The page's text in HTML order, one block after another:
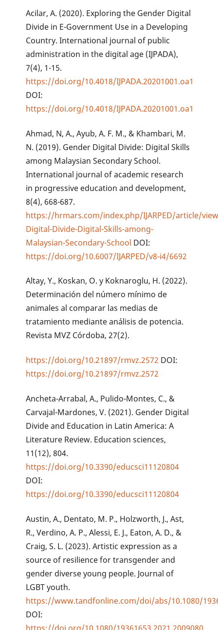
Acilar, A. (2020). Exploring the Gender Digital
Divide in E-Government Use in a Developing
Country. International journal of public
administration in the digital age (IJPADA),
7(4), 1-15.
https://doi.org/10.4018/IJPADA.20201001.oa1
DOI:
https://doi.org/10.4018/IJPADA.20201001.oa1
Ahmad, N, A., Ayub, A. F. M., & Khambari, M.
N. (2019). Gender Digital Divide: Digital Skills
among Malaysian Secondary School.
International journal of academic research
in progressive education and development,
8(4), 668-687.
https://hrmars.com/index.php/IJARPED/article/
Digital-Divide-Digital-Skills-among-
Malaysian-Secondary-School DOI:
https://doi.org/10.6007/IJARPED/v8-i4/6692
Altay, Y., Koskan, O. y Koknaroglu, H. (2022).
Determinación del número mínimo de
animales al comparar las medias de
tratamiento mediante análisis de potencia.
Revista MVZ Córdoba, 27(2).
https://doi.org/10.21897/rmvz.2572 DOI:
https://doi.org/10.21897/rmvz.2572
Ancheta-Arrabal, A., Pulido-Montes, C., &
Carvajal-Mardones, V. (2021). Gender Digital
Divide and Education in Latin America: A
Literature Review. Education sciences,
11(12), 804.
https://doi.org/10.3390/educsci11120804
DOI:
https://doi.org/10.3390/educsci11120804
Austin, A., Dentato, M. P., Holzworth, J., Ast,
R., Verdino, A. P., Alessi, E. J., Eaton, A. D., &
Craig, S. L. (2023). Artistic expression as a
source of resilience for transgender and
gender diverse young people. Journal of
LGBT youth.
https://www.tandfonline.com/doi/abs/10.1080/
DOI: